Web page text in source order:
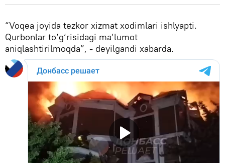
“Voqea joyida tezkor xizmat xodimlari ishlyapti.
Qurbonlar to‘g‘risidagi ma’lumot
aniqlashtirilmoqda”, - deyilgandi xabarda.